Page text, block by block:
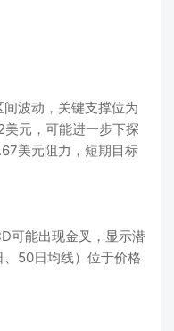
波动，关键支撑位为
元，可能进一步下探
美元阻力，短期目标
可能出现金叉，显示潜
50日均线）位于价格